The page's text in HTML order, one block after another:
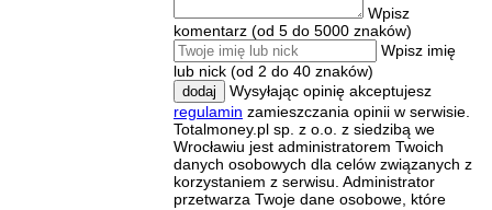
Wpisz
komentarz (od 5 do 5000 znaków)
Wpisz imię
lub nick (od 2 do 40 znaków)
dodaj
Wysyłając opinię akceptujesz
regulamin zamieszczania opinii w serwisie.
Totalmoney.pl sp. z o.o. z siedzibą we
Wrocławiu jest administratorem Twoich
danych osobowych dla celów związanych z
korzystaniem z serwisu. Administrator
przetwarza Twoje dane osobowe, które